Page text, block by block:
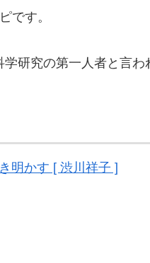
です。
研究の第一人者と言わ
明かす [ 渋川祥子 ]